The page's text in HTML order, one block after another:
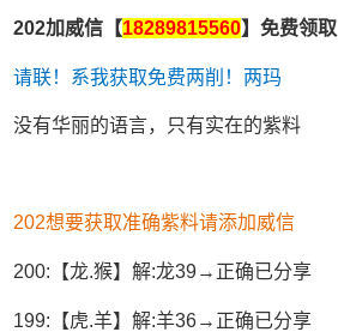
202加威信【18289815560】免费领取
请联！系我获取免费两削！两玛
没有华丽的语言，只有实在的紫料
202想要获取准确紫料请添加威信
200:【龙.猴】解:龙39→正确已分享
199:【虎.羊】解:羊36→正确已分享